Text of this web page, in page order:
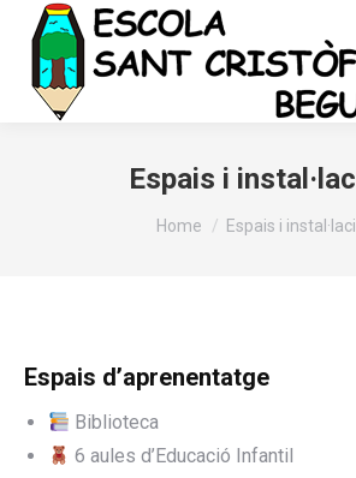
Espais i
You are here:
Home Espais i
Espais d’aprenentatge
Biblioteca
6 aules d’Educació Infantil